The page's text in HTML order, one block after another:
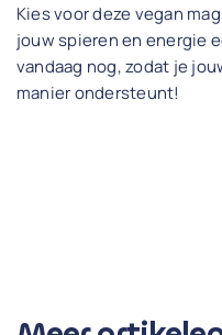
Kies voor deze vegan
jouw spieren en energie
vandaag nog, zodat je
manier ondersteunt!